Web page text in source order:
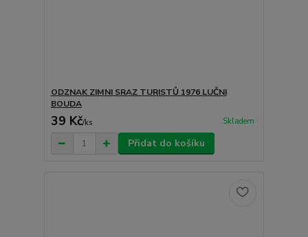
ODZNAK ZIMNI SRAZ TURISTŮ 1976 LUČNI
BOUDA
39 Kč/ks Skladem
Přidat do košíku